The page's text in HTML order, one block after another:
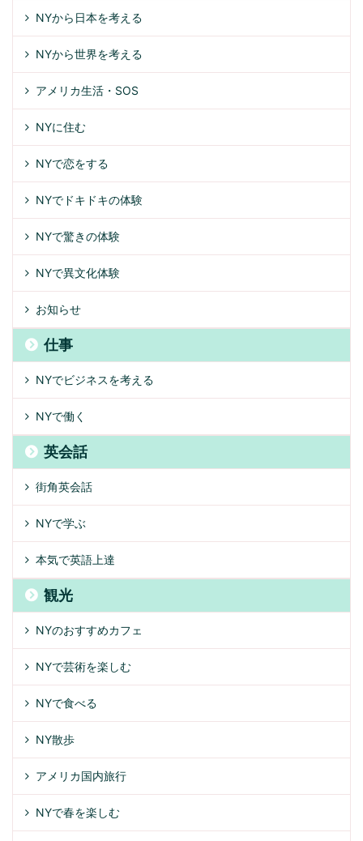
NYから日本を考える
NYから世界を考える
アメリカ生活・SOS
NYに住む
NYで恋をする
NYでドキドキの体験
NYで驚きの体験
NYで異文化体験
お知らせ
仕事
NYでビジネスを考える
NYで働く
英会話
街角英会話
NYで学ぶ
本気で英語上達
観光
NYのおすすめカフェ
NYで芸術を楽しむ
NYで食べる
NY散歩
アメリカ国内旅行
NYで春を楽しむ